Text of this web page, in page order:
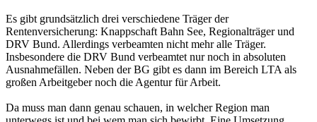
Es gibt grundsätzlich drei verschiedene Träger der
Rentenversicherung: Knappschaft Bahn See, Regionalträger und
DRV Bund. Allerdings verbeamten nicht mehr alle Träger.
Insbesondere die DRV Bund verbeamtet nur noch in absoluten
Ausnahmefällen. Neben der BG gibt es dann im Bereich LTA als
großen Arbeitgeber noch die Agentur für Arbeit.
Da muss man dann genau schauen, in welcher Region man